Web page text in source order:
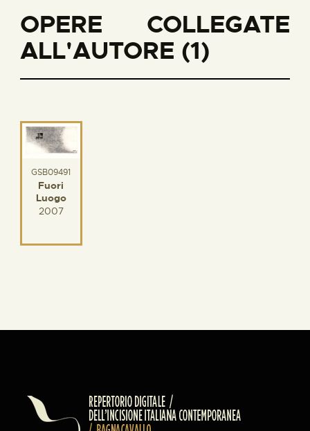
OPERE COLLEGATE
ALL'AUTORE (1)
GSB09491
Fuori
Luogo
2007